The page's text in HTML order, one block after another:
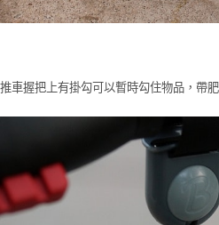
推車握把上有掛勾可以暫時勾住物品，帶